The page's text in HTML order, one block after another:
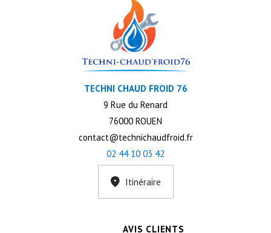
TECHNI CHAUD FROID 76
9 Rue du Renard
76000 ROUEN
contact@technichaudfroid.fr
02 44 10 03 42
Itinéraire
AVIS CLIENTS